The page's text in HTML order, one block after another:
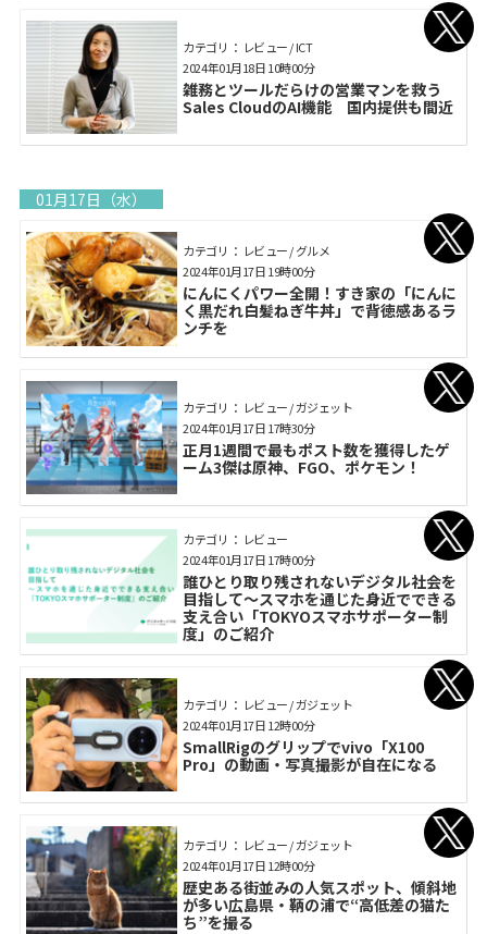
カテゴリ： レビュー / ICT
雑務とツールだらけの営業マンを救う
Sales CloudのAI機能 国内提供も間近
2024年01月18日 10時00分
01月17日（水）
カテゴリ： レビュー / グルメ
にんにくパワー全開！すき家の「にんに
く黒だれ白髪ねぎ牛丼」で背徳感あるラ
ンチを
2024年01月17日 19時00分
カテゴリ： レビュー / ガジェット
正月1週間で最もポスト数を獲得したゲ
ーム3傑は原神、FGO、ポケモン！
2024年01月17日 17時30分
カテゴリ： レビュー
誰ひとり取り残されないデジタル社会を
目指して～スマホを通じた身近でできる
支え合い「TOKYOスマホサポーター制
度」のご紹介
2024年01月17日 17時00分
カテゴリ： レビュー / ガジェット
SmallRigのグリップでvivo「X100
Pro」の動画・写真撮影が自在になる
2024年01月17日 12時00分
カテゴリ： レビュー / ガジェット
歴史ある街並みの人気スポット、傾斜地
が多い広島県・鞆の浦で“高低差の猫た
ち”を撮る
2024年01月17日 12時00分